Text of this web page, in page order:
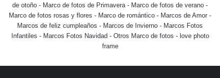
de otoño - Marco de fotos de Primavera - Marco de fotos de verano -
Marco de fotos rosas y flores - Marco de romántico - Marcos de Amor -
Marcos de feliz cumpleaños - Marcos de Invierno - Marcos Fotos
Infantiles - Marcos Fotos Navidad- Otros Marco de fotos - love photo
frame